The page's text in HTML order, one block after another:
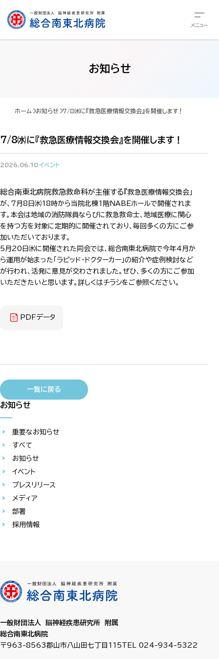
メニュー
お知らせ
ホーム お知らせ 7/8㈬に『救急医療情報交換会』を開催します！
7/8㈬に『救急医療情報交換会』を開催します！
2026.06.10イベント
総合南東北病院救急救命科が主催する『救急医療情報交換会」
が、7月8日㈬18時から当院北棟1階NABEホールで開催されま
す。本会は地域の消防隊員ならびに救急救命士、地域医療に関心
を持つ方を対象に定期的に開催されており、毎回多くの方にご参
加いただいております。
5月20日㈬に開催された同会では、総合南東北病院で今年4月か
ら運用が始まった「ラピッド・ドクターカー」の紹介や症例検討など
が行われ、活発に意見が交わされました。ぜひ、多くの方にご参加
いただきたいと思います。詳しくはチラシをご参照ください。
PDFデータ
一覧に戻る
お知らせ
重要なお知らせ
すべて
お知らせ
イベント
プレスリリース
メディア
部署
採用情報
一般財団法人 脳神経疾患研究所 附属
総合南東北病院
〒963-8563郡山市八山田七丁目115TEL 024-934-5322